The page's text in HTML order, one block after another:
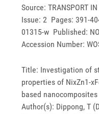
Source: TRANSPORT
Issue: 2 Pages: 391-
01315-w Published:
Accession Number:
Title: Investigation of
properties of NixZn1-
based nanocomposites
Author(s): Dippong, T